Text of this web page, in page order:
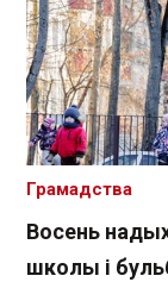
Восень
школы і
Грамадства